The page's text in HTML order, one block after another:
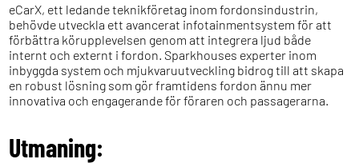
eCarX, ett ledande teknikföretag inom fordonsindustrin,
behövde utveckla ett avancerat infotainmentsystem för att
förbättra körupplevelsen genom att integrera ljud både
internt och externt i fordon. Sparkhouses experter inom
inbyggda system och mjukvaruutveckling bidrog till att skapa
en robust lösning som gör framtidens fordon ännu mer
innovativa och engagerande för föraren och passagerarna.
Utmaning: